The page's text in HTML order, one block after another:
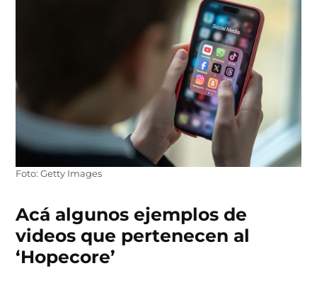
Foto: Getty Images
Acá algunos ejemplos de
videos que pertenecen al
‘Hopecore’